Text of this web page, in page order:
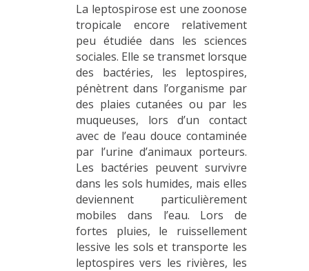
La leptospirose est une zoonose
tropicale encore relativement
peu étudiée dans les sciences
sociales. Elle se transmet lorsque
des bactéries, les leptospires,
pénètrent dans l’organisme par
des plaies cutanées ou par les
muqueuses, lors d’un contact
avec de l’eau douce contaminée
par l’urine d’animaux porteurs.
Les bactéries peuvent survivre
dans les sols humides, mais elles
deviennent particulièrement
mobiles dans l’eau. Lors de
fortes pluies, le ruissellement
lessive les sols et transporte les
leptospires vers les rivières, les